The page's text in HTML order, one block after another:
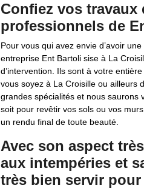
Confiez vos travaux
professionnels de
Pour vous qui avez envie d’avoir
entreprise Ent Bartoli sise à La
d’intervention. Ils sont à votre
vous soyez à La Croisille ou ailleurs
grandes spécialités et nous saurons
soit pour revêtir vos sols ou vos
un rendu final de toute beauté.
Avec son aspect
aux intempéries et
très bien servir